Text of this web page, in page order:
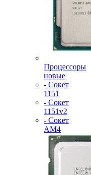
Процессоры
новые
- Сокет
1151
- Сокет
1151v2
- Сокет
AM4